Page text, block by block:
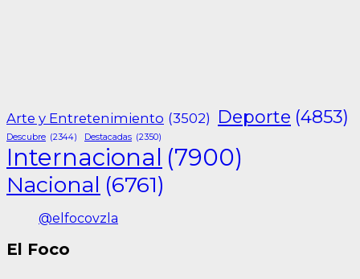
Arte y Entretenimiento (3502) Deporte (4853)
Descubre (2344) Destacadas (2350)
Internacional (7900)
Nacional (6761)
@elfocovzla
El Foco